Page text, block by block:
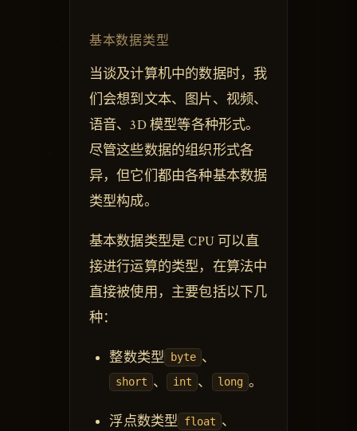
基本数据类型
当谈及计算机中的数据时，我
们会想到文本、图片、视频、
语音、3D 模型等各种形式。
尽管这些数据的组织形式各
异，但它们都由各种基本数据
类型构成。
基本数据类型是 CPU 可以直
接进行运算的类型，在算法中
直接被使用，主要包括以下几
种：
整数类型 byte 、
short 、 int 、 long 。
浮点数类型 float 、